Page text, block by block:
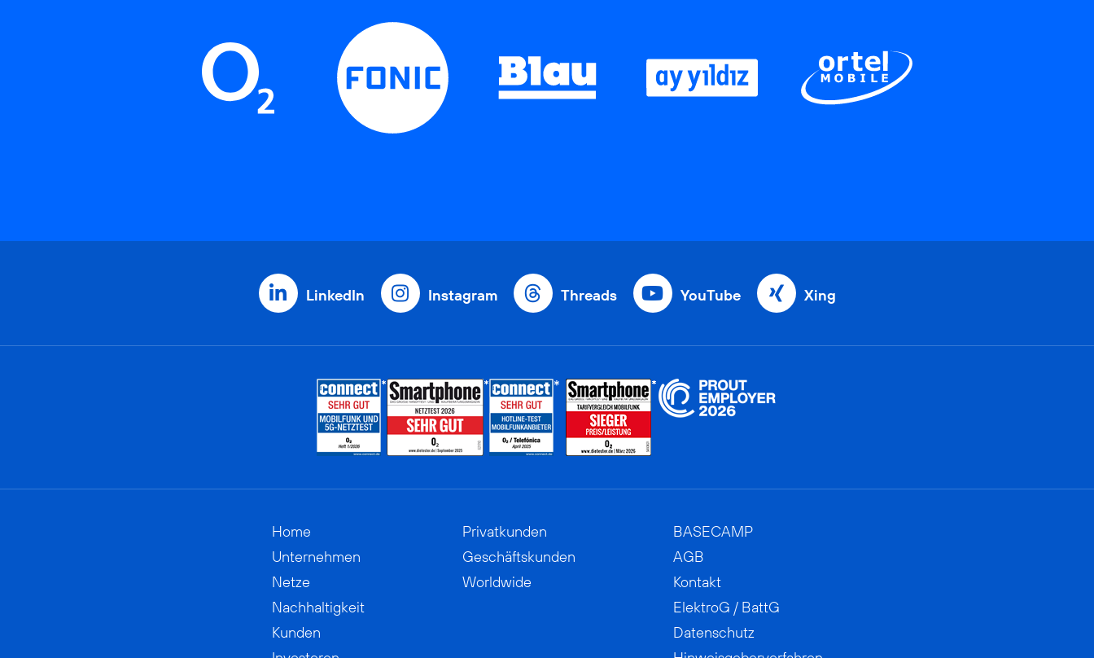
LinkedIn Instagram Threads YouTube Xing
Home
Unternehmen
Netze
Nachhaltigkeit
Kunden
Privatkunden
Geschäftskunden
Worldwide
BASECAMP
AGB
Kontakt
ElektroG / BattG
Datenschutz